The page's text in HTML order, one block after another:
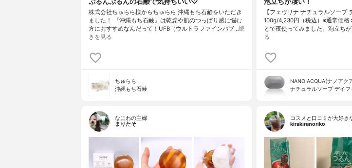
株式会社ちゅらら様からちゅらら 沖縄もち石鹸をいただき
ました！ 『沖縄もち石鹸』は乾燥や肌のつっぱり感に悩む
方におすすめなんだって！UFB（ウルトラファインバブ…続
きを見る
ちゅらら
沖縄もち石鹸
【フェヴリナ ナチュラルソープ
100g/4,230円（税込）※通常価格
とで夜使ってみました。泡立ち
る
NANO ACQUA(ナノアク
ナチュラルソープ デイ
なにわの主婦
まりたそ
コスメと口コミが大好き
kirakiranoriko